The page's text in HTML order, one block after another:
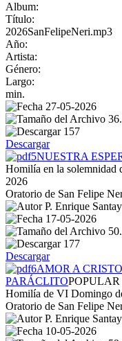
Album:
Título:
2026SanFelipeNeri.mp3
Año:
Artista:
Género:
Largo:
min.
27-05-2026
157
Descargar
NUESTRA
Homilía en la solemnidad
2026
Oratorio de San Felipe
P. Enrique
17-05-2026
177
Descargar
AMOR A
PARÁCLITOPOPULAR
Homilía de VI Domingo
Oratorio de San Felipe
P. Enrique
10-05-2026